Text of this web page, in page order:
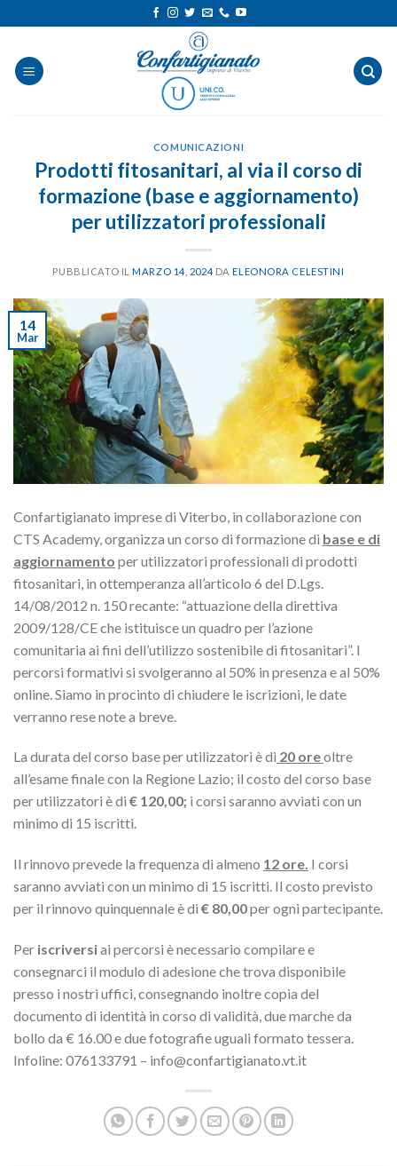
ai
contenuti
COMUNICAZIONI
Prodotti fitosanitari, al via il corso di
formazione (base e aggiornamento)
per utilizzatori professionali
PUBBLICATO ILMARZO 14, 2024 DAELEONORA CELESTINI
14
Mar
Confartigianato imprese di Viterbo, in collaborazione con
CTS Academy, organizza un corso di formazione di base e di
aggiornamento per utilizzatori professionali di prodotti
fitosanitari, in ottemperanza all’articolo 6 del D.Lgs.
14/08/2012 n. 150 recante: “attuazione della direttiva
2009/128/CE che istituisce un quadro per l’azione
comunitaria ai fini dell’utilizzo sostenibile di fitosanitari”. I
percorsi formativi si svolgeranno al 50% in presenza e al 50%
online. Siamo in procinto di chiudere le iscrizioni, le date
verranno rese note a breve.
La durata del corso base per utilizzatori è di 20 oreoltre
all’esame finale con la Regione Lazio; il costo del corso base
per utilizzatori è di € 120,00; i corsi saranno avviati con un
minimo di 15 iscritti.
Il rinnovo prevede la frequenza di almeno 12 ore. I corsi
saranno avviati con un minimo di 15 iscritti. Il costo previsto
per il rinnovo quinquennale è di € 80,00per ogni partecipante.
Per iscriversiai percorsi è necessario compilare e
consegnarci il modulo di adesione che trova disponibile
presso i nostri uffici, consegnando inoltre copia del
documento di identità in corso di validità, due marche da
bollo da € 16.00 e due fotografie uguali formato tessera.
Infoline: 076133791 – info@confartigianato.vt.it